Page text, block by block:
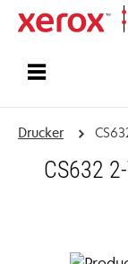
Drucker
CS632